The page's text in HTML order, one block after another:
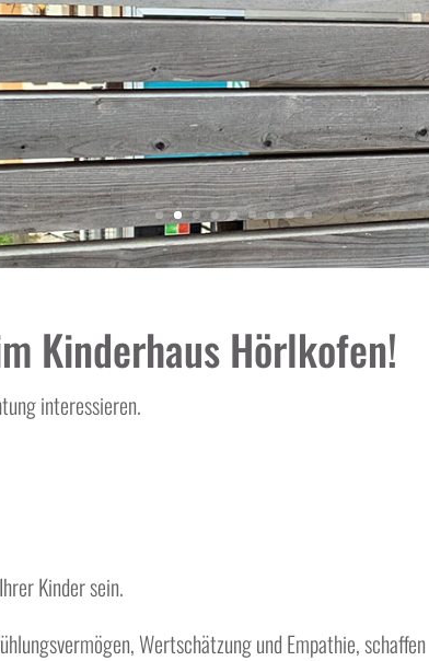
Kinderhaus Hörlkofen!
interessieren.
Kinder sein.
Wertschätzung und Empathie, schaffen